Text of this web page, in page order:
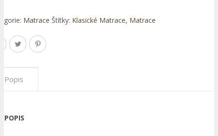
Matrace Štítky: Klasické Matrace, Matrace
Popis
POPIS